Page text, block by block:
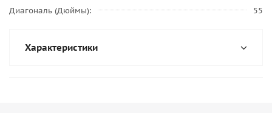
Диагональ (Дюймы)
55
Характеристики